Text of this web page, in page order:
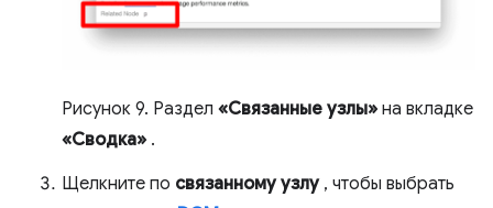
Рисунок 9. Раздел «Связанные узлы» на вкладке
«Сводка» .
Щелкните по связанному узлу, чтобы выбрать